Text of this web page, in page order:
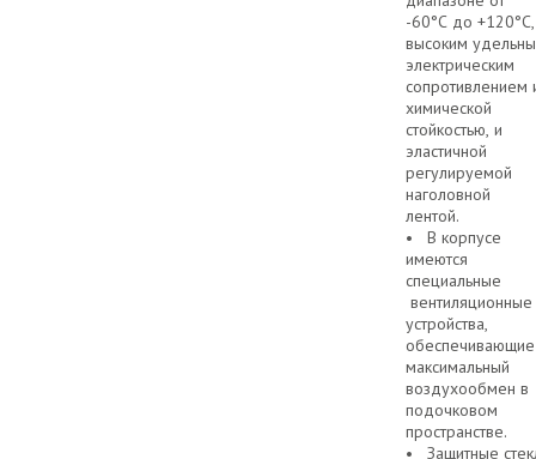
-60°С до +120°С,
высоким
электрическим
сопротивлением
химической
стойкостью, и
эластичной
регулируемой
наголовной
лентой.
• В корпусе
имеются
специальные
вентиляционные
устройства,
обеспечивающие
максимальный
воздухообмен в
подочковом
пространстве.
• Защитные